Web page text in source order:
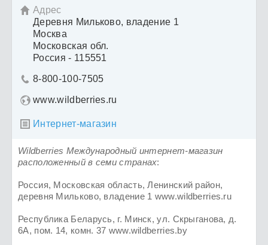
 Адрес
Деревня Мильково, владение 1
Москва
Московская обл.
Россия - 115551
 8-800-100-7505
www.wildberries.ru
 Интернет-магазин
Wildberries Международный интернет-магазин
расположенный в семи странах:
Россия, Московская область, Ленинский район,
деревня Мильково, владение 1 www.wildberries.ru
Республика Беларусь, г. Минск, ул. Скрыганова, д.
6А, пом. 14, комн. 37 www.wildberries.by